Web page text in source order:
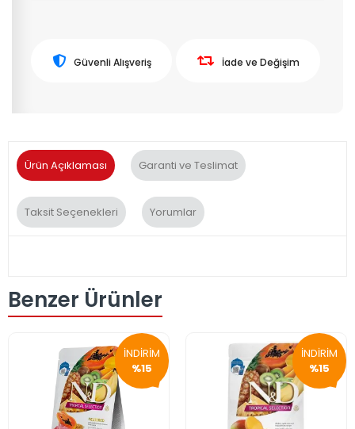
Güvenli Alışveriş İade ve Değişim
Ürün Açıklaması Garanti ve Teslimat
Taksit Seçenekleri Yorumlar
Benzer Ürünler
İNDİRİM
%15
İNDİRİM
%15